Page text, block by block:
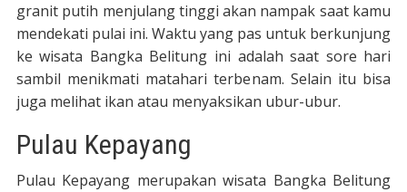
granit putih menjulang tinggi akan nampak saat kamu
mendekati pulai ini. Waktu yang pas untuk berkunjung
ke wisata Bangka Belitung ini adalah saat sore hari
sambil menikmati matahari terbenam. Selain itu bisa
juga melihat ikan atau menyaksikan ubur-ubur.
Pulau Kepayang
Pulau Kepayang merupakan wisata Bangka Belitung